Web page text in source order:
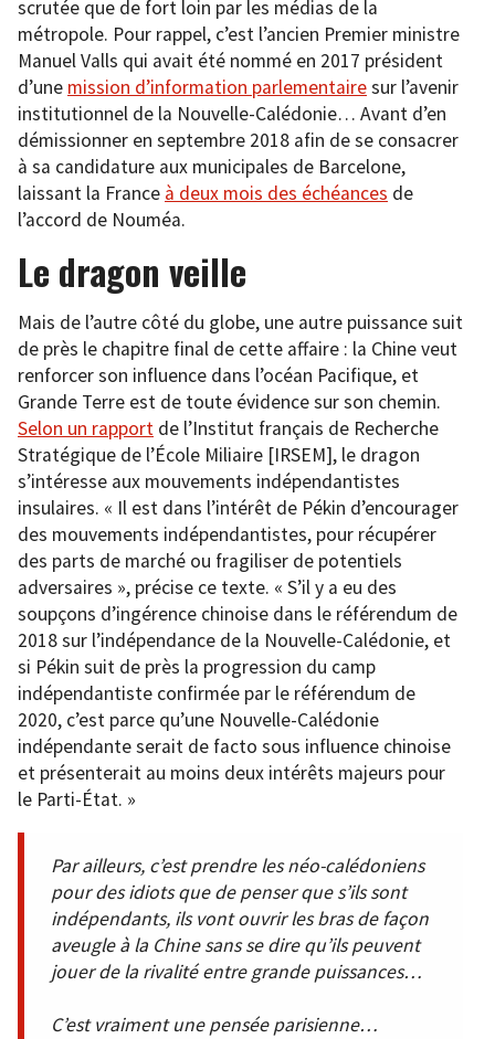
scrutée que de fort loin par les médias de la
métropole. Pour rappel, c’est l’ancien Premier ministre
Manuel Valls qui avait été nommé en 2017 président
d’une mission d’information parlementairesur l’avenir
institutionnel de la Nouvelle-Calédonie… Avant d’en
démissionner en septembre 2018 afin de se consacrer
à sa candidature aux municipales de Barcelone,
laissant la France à deux mois des échéances de
l’accord de Nouméa.
Le dragon veille
Mais de l’autre côté du globe, une autre puissance suit
de près le chapitre final de cette affaire : la Chine veut
renforcer son influence dans l’océan Pacifique, et
Grande Terre est de toute évidence sur son chemin.
Selon un rapport de l’Institut français de Recherche
Stratégique de l’École Miliaire [IRSEM], le dragon
s’intéresse aux mouvements indépendantistes
insulaires. « Il est dans l’intérêt de Pékin d’encourager
des mouvements indépendantistes, pour récupérer
des parts de marché ou fragiliser de potentiels
adversaires », précise ce texte. « S’il y a eu des
soupçons d’ingérence chinoise dans le référendum de
2018 sur l’indépendance de la Nouvelle-Calédonie, et
si Pékin suit de près la progression du camp
indépendantiste confirmée par le référendum de
2020, c’est parce qu’une Nouvelle-Calédonie
indépendante serait de facto sous influence chinoise
et présenterait au moins deux intérêts majeurs pour
le Parti-État. »
Par ailleurs, c’est prendre les néo-calédoniens
pour des idiots que de penser que s’ils sont
indépendants, ils vont ouvrir les bras de façon
aveugle à la Chine sans se dire qu’ils peuvent
jouer de la rivalité entre grande puissances…
C’est vraiment une pensée parisienne…